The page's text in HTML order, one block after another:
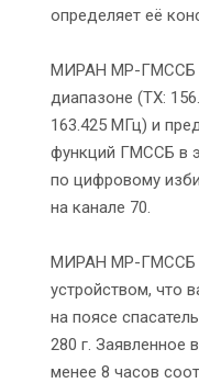
определяет её
МИРАН МР-ГМССБ
диапазоне (TX:
163.425 МГц) и
функций ГМССБ в
по цифровому
на канале 70.
МИРАН МР-ГМССБ
устройством, что
на поясе
280 г. Заявленное
менее 8 часов